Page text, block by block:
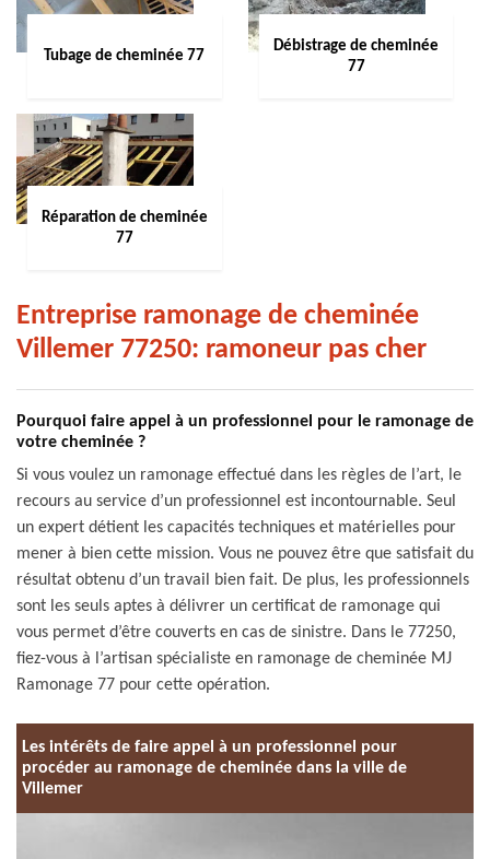
Tubage de cheminée 77
Débistrage de cheminée
77
Réparation de cheminée
77
Entreprise ramonage de cheminée
Villemer 77250: ramoneur pas cher
Pourquoi faire appel à un professionnel pour le ramonage de
votre cheminée ?
Si vous voulez un ramonage effectué dans les règles de l’art, le
recours au service d’un professionnel est incontournable. Seul
un expert détient les capacités techniques et matérielles pour
mener à bien cette mission. Vous ne pouvez être que satisfait du
résultat obtenu d’un travail bien fait. De plus, les professionnels
sont les seuls aptes à délivrer un certificat de ramonage qui
vous permet d’être couverts en cas de sinistre. Dans le 77250,
fiez-vous à l’artisan spécialiste en ramonage de cheminée MJ
Ramonage 77 pour cette opération.
Les intérêts de faire appel à un professionnel pour
procéder au ramonage de cheminée dans la ville de
Villemer